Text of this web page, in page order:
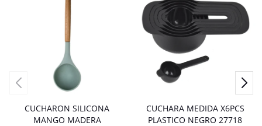
CUCHARON SILICONA
MANGO MADERA
CUCHARA MEDIDA X6PCS
PLASTICO NEGRO 27718